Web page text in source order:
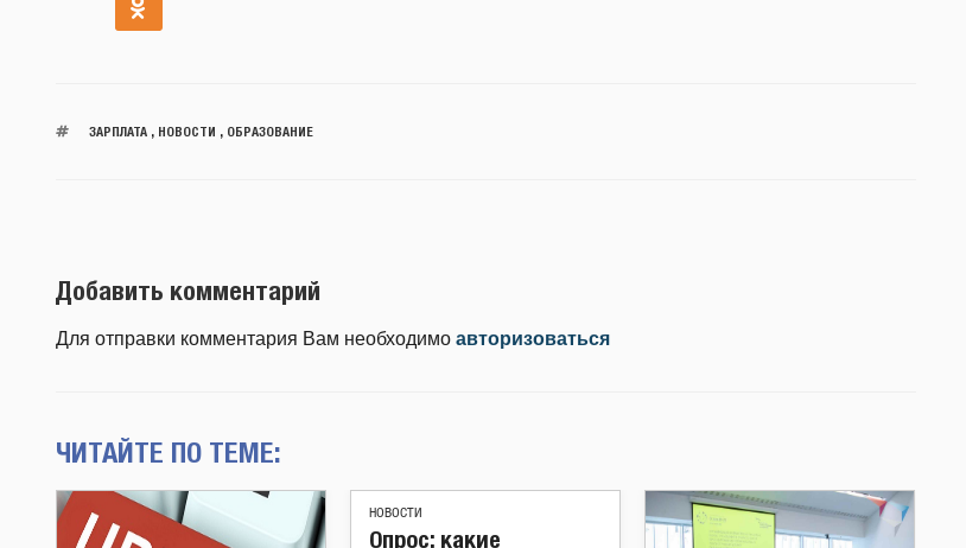
ЗАРПЛАТА, НОВОСТИ ОБРАЗОВАНИЕ
Добавить комментарий
Для отправки комментария Вам необходимо авторизоваться
ЧИТАЙТЕ ПО ТЕМЕ:
НОВОСТИ
Опрос: какие